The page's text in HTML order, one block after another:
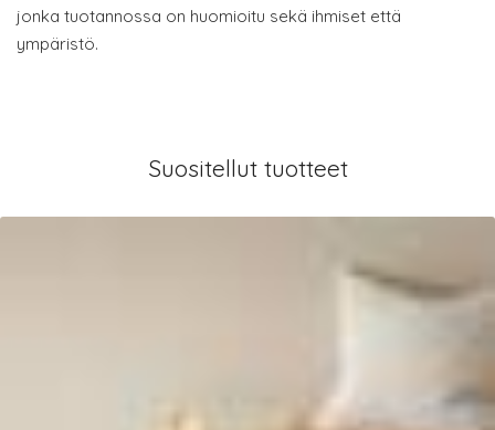
jonka tuotannossa on huomioitu sekä ihmiset että
ympäristö.
Suositellut tuotteet